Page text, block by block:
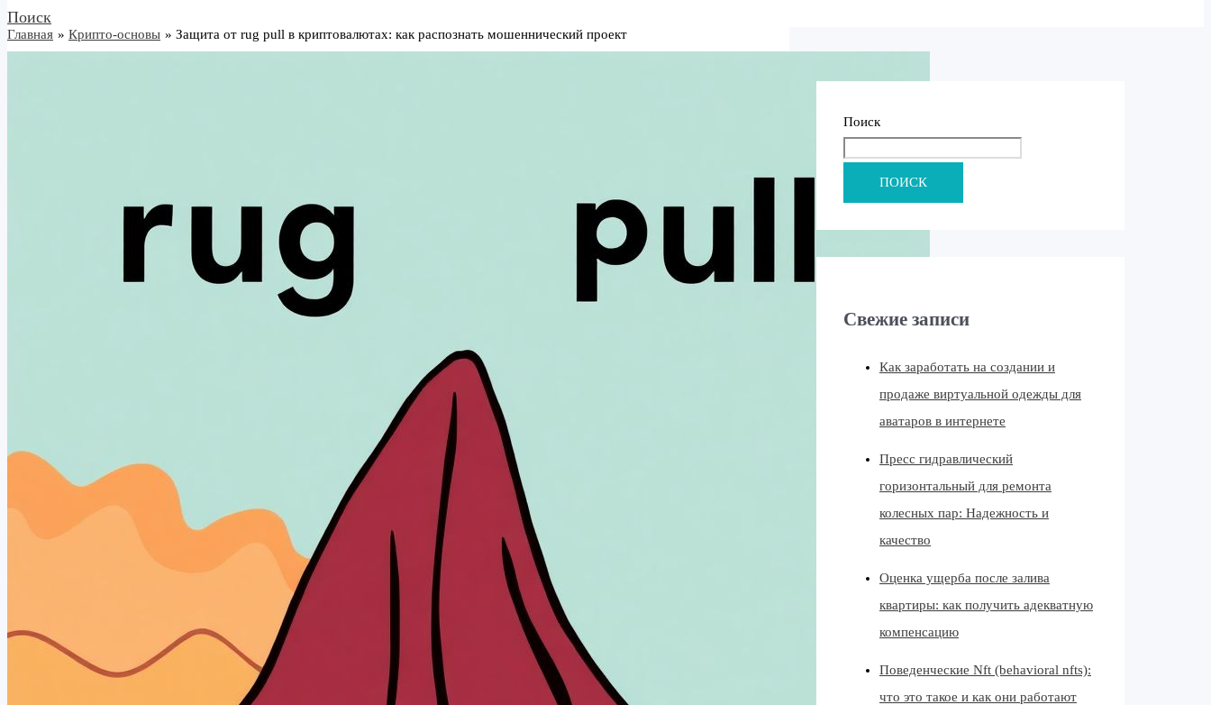
Поиск
Главная Крипто-основы Защита от rug pull в криптовалютах: как распознать мошеннический проект
Поиск
ПОИСК
Свежие записи
Как заработать на создании и
продаже виртуальной одежды для
аватаров в интернете
Пресс гидравлический
горизонтальный для ремонта
колесных пар: Надежность и
качество
Оценка ущерба после залива
квартиры: как получить адекватную
компенсацию
Поведенческие Nft (behavioral nfts):
что это такое и как они работают